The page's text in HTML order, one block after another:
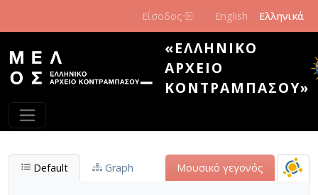
Είσοδος English Ελληνικά
«ΕΛΛΗΝΙΚΌ
ΑΡΧΕΊΟ
ΚΟΝΤΡΑΜΠΆΣΟΥ»
Default Graph Μουσικό γεγονός